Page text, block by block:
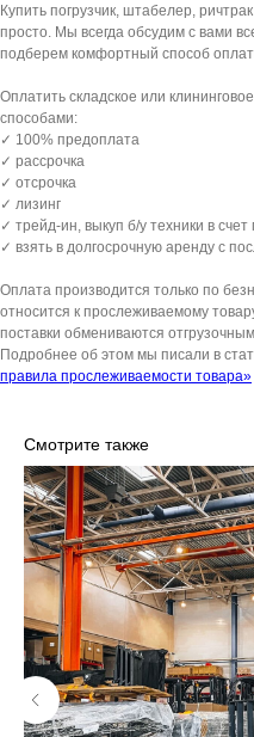
Купить погрузчик, штабелер,
просто. Мы всегда обсудим с вами
подберем комфортный способ
Оплатить складское или
способами:
✓ 100% предоплата
✓ рассрочка
✓ отсрочка
✓ лизинг
✓ трейд-ин, выкуп б/у техники в счет
✓ взять в долгосрочную аренду с
Оплата производится только по
относится к прослеживаемому
поставки обмениваются
Подробнее об этом мы писали в
правила прослеживаемости товара»
Смотрите также